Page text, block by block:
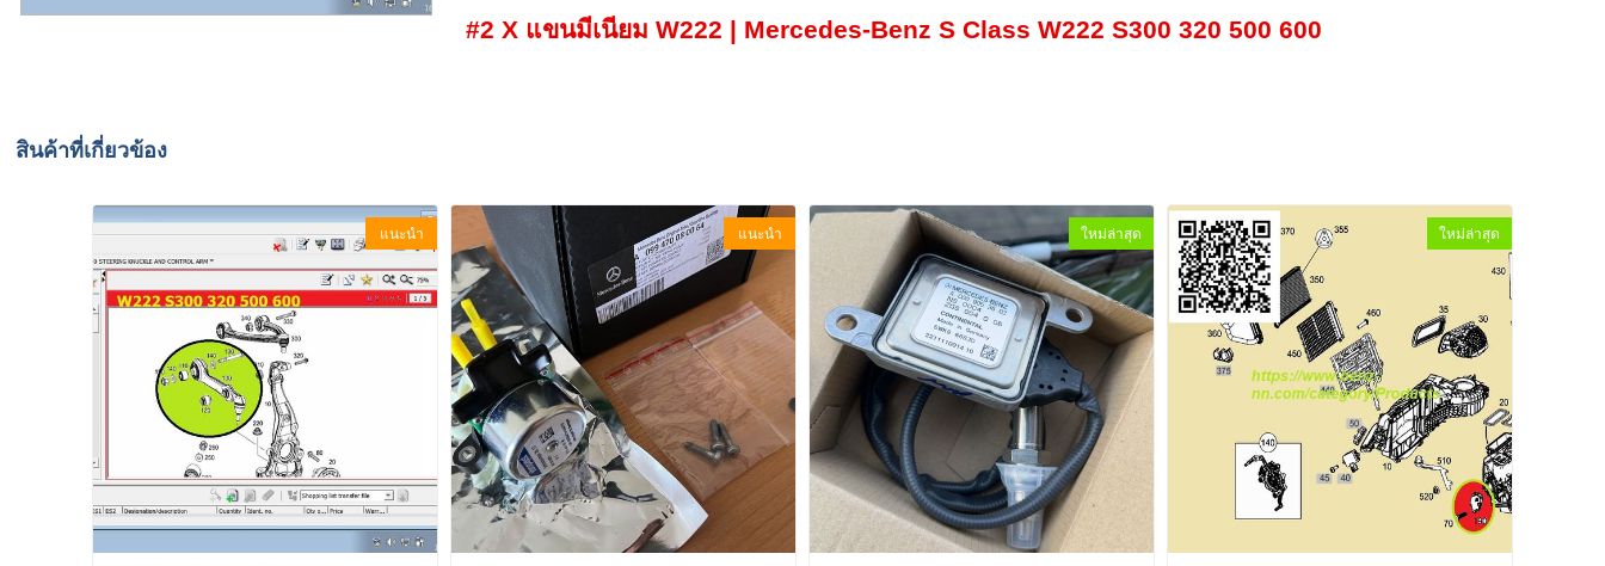
#2 X แขนมีเนียม W222 | Mercedes-Benz S Class W222 S300 320 500 600
สินค้าที่เกี่ยวข้อง
แนะนำ แนะนำ ใหม่ล่าสุด ใหม่ล่าสุด